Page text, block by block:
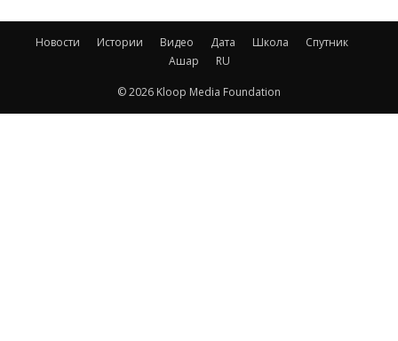
Новости Истории Видео Дата Школа
Спутник
Ашар
RU
© 2026 Kloop Media Foundation